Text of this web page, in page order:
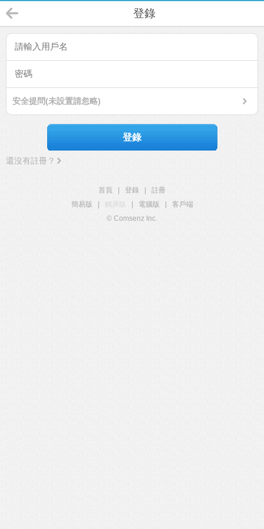
登錄
安全提問(未設置請忽略)
登錄
還沒有註冊？
首頁 登錄
註冊
簡易版
觸屏版 電腦版
客戶端
© Comsenz Inc.